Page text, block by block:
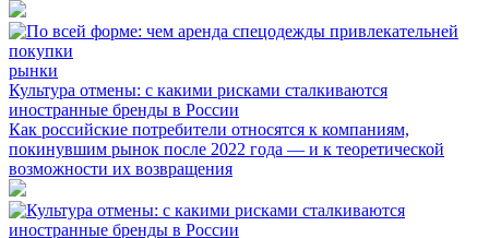
рынки
Культура отмены: с какими рисками сталкиваются
иностранные бренды в России
Как российские потребители относятся к компаниям,
покинувшим рынок после 2022 года — и к теоретической
возможности их возвращения